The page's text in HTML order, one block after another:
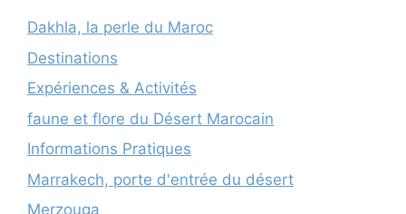
Dakhla, la perle du Maroc
Destinations
Expériences & Activités
faune et flore du Désert Marocain
Informations Pratiques
Marrakech, porte d'entrée du désert
Merzouga